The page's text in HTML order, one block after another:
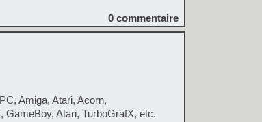
0 commentaire
Amiga, Atari, Acorn,
Atari, TurboGrafX, etc.